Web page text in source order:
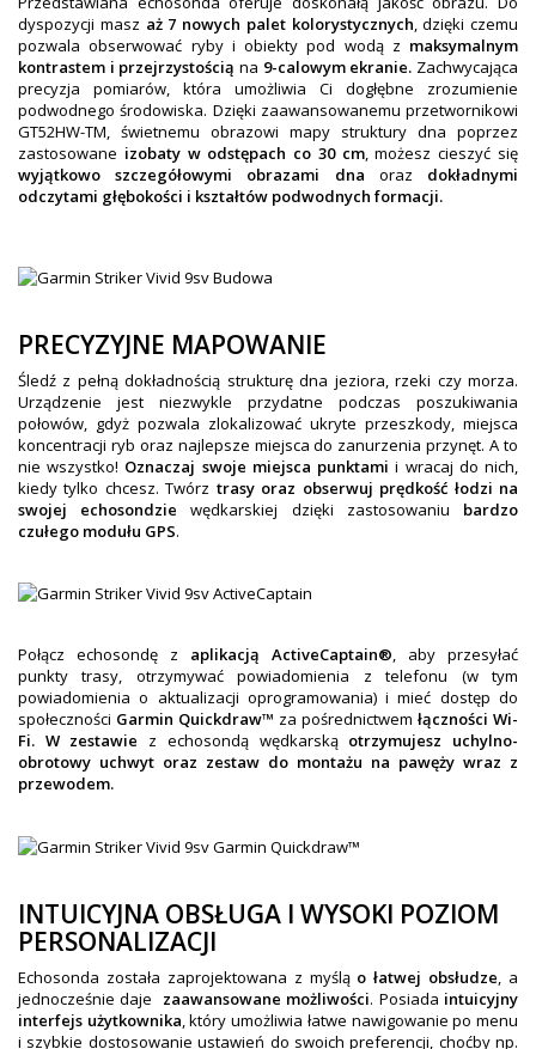
POLECANE PRODUKTY
+
PROMOCJE
+
OUTLET
+
WYPRZEDAŻ
dyspozycji masz aż 7 nowych palet kolorystycznych, dzięki czemu
pozwala obserwować ryby i obiekty pod wodą z maksymalnym
kontrastem i przejrzystością na 9-calowym ekranie. Zachwycająca
precyzja pomiarów, która umożliwia Ci dogłębne zrozumienie
podwodnego środowiska. Dzięki zaawansowanemu przetwornikowi
GT52HW-TM, świetnemu obrazowi mapy struktury dna poprzez
zastosowane izobaty w odstępach co 30 cm, możesz cieszyć się
wyjątkowo szczegółowymi obrazami dna oraz dokładnymi
odczytami głębokości i kształtów podwodnych formacji.
PRECYZYJNE MAPOWANIE
Śledź z pełną dokładnością strukturę dna jeziora, rzeki czy morza.
Urządzenie jest niezwykle przydatne podczas poszukiwania
połowów, gdyż pozwala zlokalizować ukryte przeszkody, miejsca
koncentracji ryb oraz najlepsze miejsca do zanurzenia przynęt. A to
nie wszystko! Oznaczaj swoje miejsca punktamii wracaj do nich,
kiedy tylko chcesz. Twórz trasy oraz obserwuj prędkość łodzi na
swojej echosondzie wędkarskiej dzięki zastosowaniu bardzo
czułego modułu GPS.
Połącz echosondę z aplikacją ActiveCaptain®, aby przesyłać
punkty trasy, otrzymywać powiadomienia z telefonu (w tym
powiadomienia o aktualizacji oprogramowania) i mieć dostęp do
społeczności Garmin Quickdraw™ za pośrednictwem łączności Wi-
Fi. W zestawie z echosondą wędkarskąotrzymujesz uchylno-
obrotowy uchwyt oraz zestaw do montażu na pawęży wraz z
przewodem.
INTUICYJNA OBSŁUGA I WYSOKI POZIOM
PERSONALIZACJI
Echosonda została zaprojektowana z myślą o łatwej obsłudze , a
jednocześnie daje zaawansowane możliwości. Posiada intuicyjny
interfejs użytkownika , który umożliwia łatwe nawigowanie po menu
i szybkie dostosowanie ustawień do swoich preferencji, choćby np.